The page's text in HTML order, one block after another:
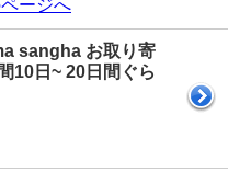
ージへ
sangha お取り寄
10日~ 20日間ぐら